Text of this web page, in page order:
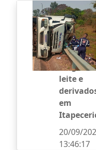
Caminhão
tomba e
tentam
saquear
carga de
leite e
em
20/09/
13:46:17